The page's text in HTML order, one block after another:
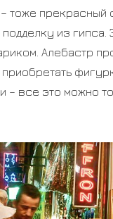
тоже прекрасный
из гипса.
Алебастр
приобретать
– все это можно